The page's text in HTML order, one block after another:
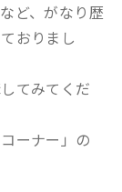
ど、がなり歴
おりまし
てみてくだ
ーナー」の